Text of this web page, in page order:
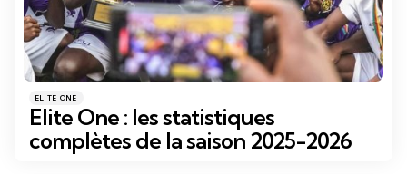
Catégories
Posté
dans
ELITE ONE
Elite One : les statistiques
complètes de la saison 2025-2026